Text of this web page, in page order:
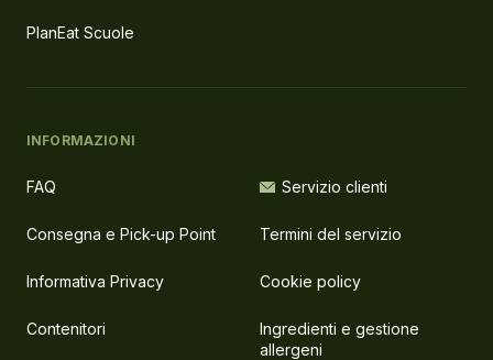
PlanEat Scuole
INFORMAZIONI
FAQ Servizio clienti
Consegna e Pick-up Point Termini del servizio
Informativa Privacy Cookie policy
Contenitori
Ingredienti e gestione
allergeni